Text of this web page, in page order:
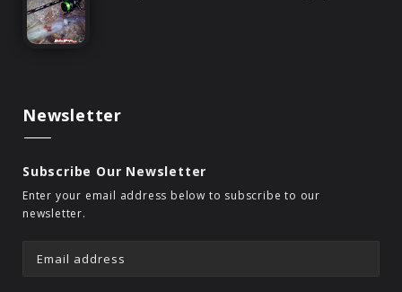
Newsletter
Subscribe Our Newsletter
Enter your email address below to subscribe to our
newsletter.